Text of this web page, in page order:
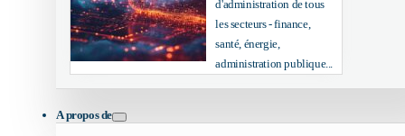
d'administration de tous
les secteurs - finance,
santé, énergie,
administration publique...
A propos de